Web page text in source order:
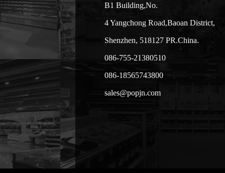
B1 Building,No.
4 Yangchong Road,Baoan District,
Shenzhen, 518127 PR.China.
086-755-21380510
086-18565743800
sales@popjn.com